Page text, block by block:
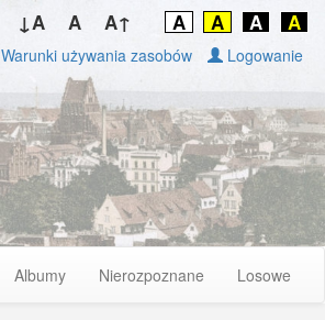
↓A A A↑ A A A A
Warunki używania zasobów Logowanie
Albumy Nierozpoznane Losowe